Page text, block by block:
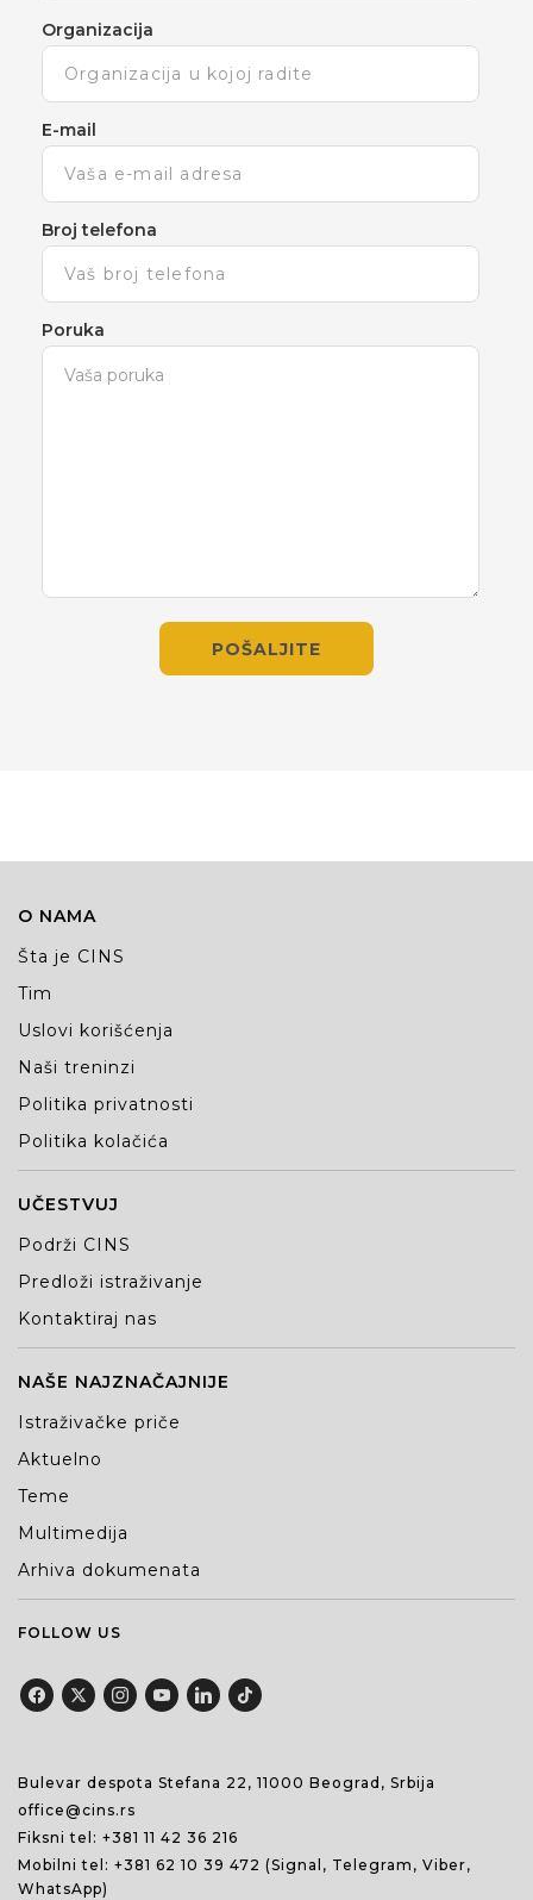
Organizacija
E-mail
Broj telefona
Poruka
O NAMA
Šta je CINS
Tim
Uslovi korišćenja
Naši treninzi
Politika privatnosti
Politika kolačića
UČESTVUJ
Podrži CINS
Predloži istraživanje
Kontaktiraj nas
NAŠE NAJZNAČAJNIJE
Istraživačke priče
Aktuelno
Teme
Multimedija
Arhiva dokumenata
FOLLOW US
Bulevar despota Stefana 22, 11000 Beograd, Srbija
office@cins.rs
Fiksni tel: +381 11 42 36 216
Mobilni tel: +381 62 10 39 472 (Signal, Telegram, Viber,
WhatsApp)